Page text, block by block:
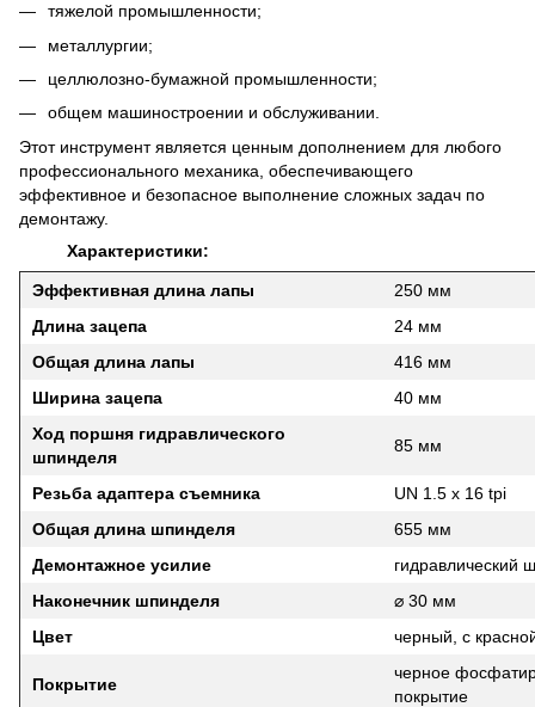
тяжелой промышленности;
металлургии;
целлюлозно-бумажной промышленности;
общем машиностроении и обслуживании.
Этот инструмент является ценным дополнением для любого
профессионального механика, обеспечивающего
эффективное и безопасное выполнение сложных задач по
демонтажу.
Характеристики:
Эффективная длина лапы
250 мм
Длина зацепа
24 мм
Общая длина лапы
416 мм
Ширина зацепа
40 мм
Ход поршня гидравлического
шпинделя
85 мм
Резьба адаптера съемника
UN 1.5 x 16 tpi
Общая длина шпинделя
655 мм
Демонтажное усилие
гидравлический
Наконечник шпинделя
⌀ 30 мм
Цвет
черный, с
Покрытие
черное
покрытие